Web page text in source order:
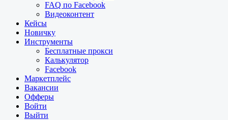
FAQ по Facebook
Видеоконтент
Кейсы
Новичку
Инструменты
Бесплатные прокси
Калькулятор
Facebook
Маркетплейс
Вакансии
Офферы
Войти
Выйти